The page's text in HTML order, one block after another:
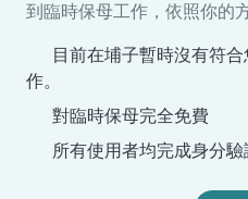
到臨時保母工作，依照你的
目前在埔子暫時沒有符
作。
對臨時保母完全免費
所有使用者均完成身分驗